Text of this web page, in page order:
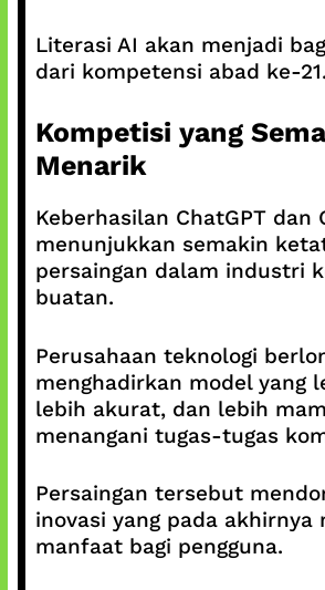
Literasi AI akan menjadi
dari kompetensi abad ke-21.
Kompetisi yang
Menarik
Keberhasilan ChatGPT dan
menunjukkan semakin
persaingan dalam industri
buatan.
Perusahaan teknologi
menghadirkan model yang
lebih akurat, dan lebih
menangani tugas-tugas
Persaingan tersebut
inovasi yang pada akhirnya
manfaat bagi pengguna.